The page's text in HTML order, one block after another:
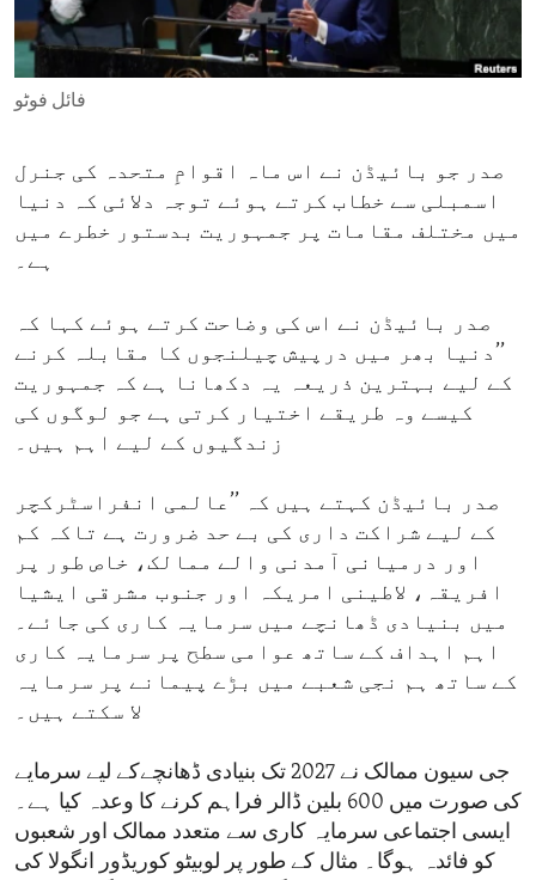
ENVIRONMENT AND HEALTH
IDEALS AND INSTITUTIONS
فائل فوٹو
صدر جو بائیڈن نے اس ماہ اقوامِ متحدہ کی جنرل
اسمبلی سے خطاب کرتے ہوئے توجہ دلائی کہ دنیا
میں مختلف مقامات پر جمہوریت بدستور خطرے میں
ہے۔
صدر بائیڈن نے اس کی وضاحت کرتے ہوئے کہا کہ
’’دنیا بھر میں درپیش چیلنجوں کا مقابلہ کرنے
کے لیے بہترین ذریعہ یہ دکھانا ہے کہ جمہوریت
کیسے وہ طریقے اختیار کرتی ہے جو لوگوں کی
زندگیوں کے لیے اہم ہیں۔
صدر بائیڈن کہتے ہیں کہ ’’عالمی انفراسٹرکچر
کے لیے شراکت داری کی بے حد ضرورت ہے تاکہ کم
اور درمیانی آمدنی والے ممالک، خاص طور پر
افریقہ، لاطینی امریکہ اور جنوب مشرقی ایشیا
میں بنیادی ڈھانچے میں سرمایہ کاری کی جائے۔
اہم اہداف کے ساتھ عوامی سطح پر سرمایہ کاری
کے ساتھ ہم نجی شعبے میں بڑے پیمانے پر سرمایہ
لا سکتے ہیں۔
جی سیون ممالک نے 2027 تک بنیادی ڈھانچےکے لیے سرمایے
کی صورت میں 600 بلین ڈالر فراہم کرنے کا وعدہ کیا ہے۔
ایسی اجتماعی سرمایہ کاری سے متعدد ممالک اور شعبوں
کو فائدہ ہوگا۔ مثال کے طور پر لوبیٹو کوریڈور انگولا کی